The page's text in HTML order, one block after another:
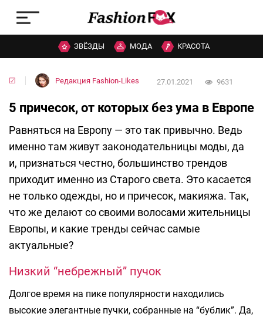
ЗВЁЗДЫ МОДА КРАСОТА
☑ Редакция Fashion-Likes 27.01.2021 9631
5 причесок, от которых без ума в Европе
Равняться на Европу — это так привычно. Ведь
именно там живут законодательницы моды, да
и, признаться честно, большинство трендов
приходит именно из Старого света. Это касается
не только одежды, но и причесок, макияжа. Так,
что же делают со своими волосами жительницы
Европы, и какие тренды сейчас самые
актуальные?
Низкий “небрежный” пучок
Долгое время на пике популярности находились
высокие элегантные пучки, собранные на “бублик”. Да,